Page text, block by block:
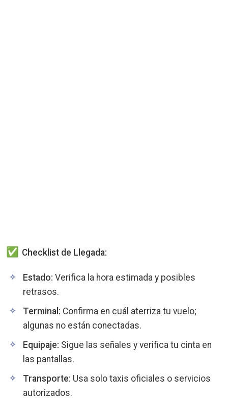
Checklist de Llegada:
Estado: Verifica la hora estimada y posibles
retrasos.
Terminal: Confirma en cuál aterriza tu vuelo;
algunas no están conectadas.
Equipaje: Sigue las señales y verifica tu cinta en
las pantallas.
Transporte: Usa solo taxis oficiales o servicios
autorizados.